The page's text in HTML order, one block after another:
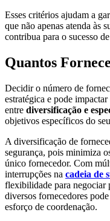
Esses critérios ajudam a
que não apenas atenda às
contribua para o sucesso
Quantos
Decidir o número de
estratégica e pode
entre diversificação e
objetivos específicos do
A diversificação de
segurança, pois minimiza
único fornecedor. Com
interrupções na cadeia de
flexibilidade para negociar
diversos fornecedores
esforço de coordenação.